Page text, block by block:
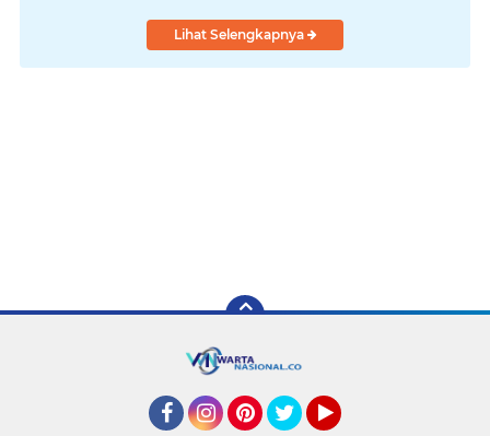
Lihat Selengkapnya